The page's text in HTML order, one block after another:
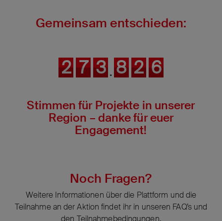
Gemeinsam entschieden:
2
2
2
2 7
7
7
7 3
3
3
3. 8
8
8
8 2
2
2
2 6
6
6
6
Stimmen für Projekte in unserer
Region – danke für euer
Engagement!
Noch Fragen?
Weitere Informationen über die Plattform und die
Teilnahme an der Aktion findet ihr in unseren FAQ’s und
den Teilnahmebedingungen.